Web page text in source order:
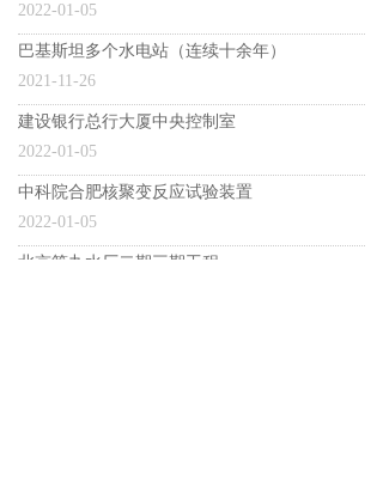
2022-01-05
巴基斯坦多个水电站（连续十余年）
2021-11-26
建设银行总行大厦中央控制室
2022-01-05
中科院合肥核聚变反应试验装置
2022-01-05
北京第九水厂二期三期工程